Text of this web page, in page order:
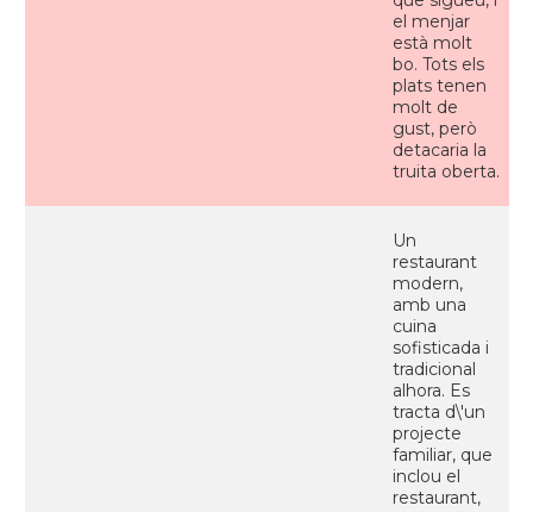
el menjar
està molt
bo. Tots els
plats tenen
molt de
gust, però
detacaria la
truita oberta.
Un
restaurant
modern,
amb una
cuina
sofisticada i
tradicional
alhora. Es
tracta d\'un
projecte
familiar, que
inclou el
restaurant,